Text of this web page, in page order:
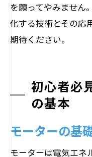
を願ってやみません
化する技術とその応
期待ください。
初心者必
の基本
モーターの基
モーターは電気エネ